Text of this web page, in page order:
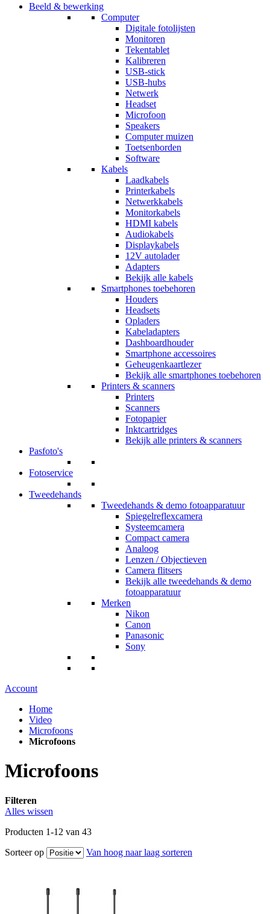
Beeld & bewerking
Computer
Digitale fotolijsten
Monitoren
Tekentablet
Kalibreren
USB-stick
USB-hubs
Netwerk
Headset
Microfoon
Speakers
Computer muizen
Toetsenborden
Software
Kabels
Laadkabels
Printerkabels
Netwerkkabels
Monitorkabels
HDMI kabels
Audiokabels
Displaykabels
12V autolader
Adapters
Bekijk alle kabels
Smartphones toebehoren
Houders
Headsets
Opladers
Kabeladapters
Dashboardhouder
Smartphone accessoires
Geheugenkaartlezer
Bekijk alle smartphones toebehoren
Printers & scanners
Printers
Scanners
Fotopapier
Inktcartridges
Bekijk alle printers & scanners
Pasfoto's
Fotoservice
Tweedehands
Tweedehands & demo fotoapparatuur
Spiegelreflexcamera
Systeemcamera
Compact camera
Analoog
Lenzen / Objectieven
Camera flitsers
Bekijk alle tweedehands & demo
fotoapparatuur
Merken
Nikon
Canon
Panasonic
Sony
Account
Home
Video
Microfoons
Microfoons
Microfoons
Filteren
Alles wissen
Producten 1-12 van 43
Sorteer op
Van hoog naar laag sorteren